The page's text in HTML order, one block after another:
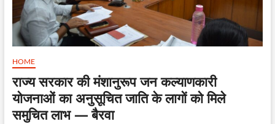
HOME
राज्य सरकार की मंशानुरूप जन कल्याणकारी
योजनाओं का अनुसूचित जाति के लागों को मिले
समुचित लाभ — बैरवा